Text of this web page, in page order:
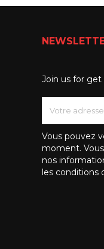
Join us for
Vous pouvez
moment.
nos
les conditions